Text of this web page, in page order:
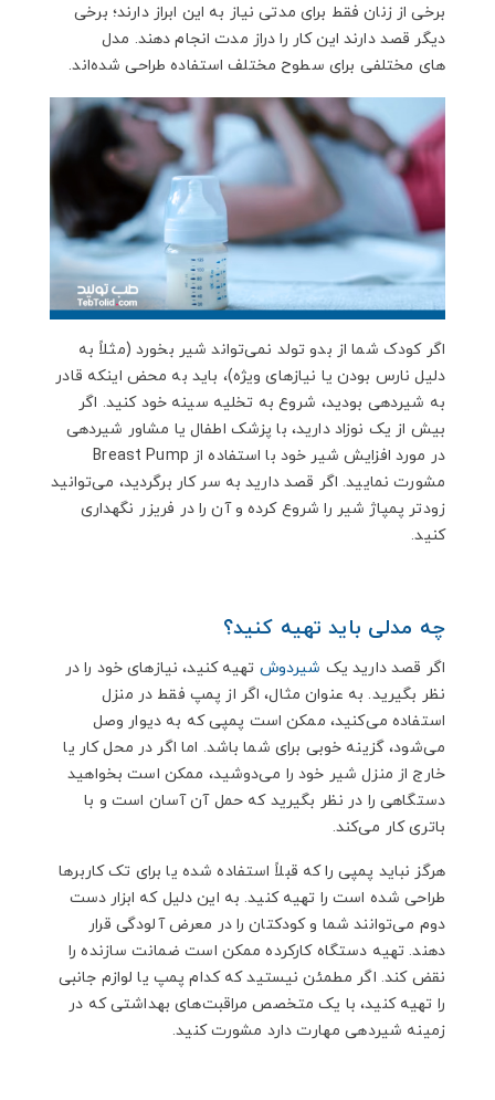
برخی از زنان فقط برای مدتی نیاز به این ابراز دارند؛ برخی
دیگر قصد دارند این کار را دراز مدت انجام دهند. مدل
های مختلفی برای سطوح مختلف استفاده طراحی شده‌اند.
اگر کودک شما از بدو تولد نمی‌تواند شیر بخورد (مثلاً به
دلیل نارس بودن یا نیازهای ویژه)، باید به محض اینکه قادر
به شیردهی بودید، شروع به تخلیه سینه خود کنید. اگر
بیش از یک نوزاد دارید، با پزشک اطفال یا مشاور شیردهی
در مورد افزایش شیر خود با استفاده از Breast Pump
مشورت نمایید. اگر قصد دارید به سر کار برگردید، می‌توانید
زودتر پمپاژ شیر را شروع کرده و آن را در فریزر نگهداری
کنید.
چه مدلی باید تهیه کنید؟
اگر قصد دارید یک شیردوش تهیه کنید، نیازهای خود را در
نظر بگیرید. به عنوان مثال، اگر از پمپ فقط در منزل
استفاده می‌کنید، ممکن است پمپی که به دیوار وصل
می‌شود، گزینه خوبی برای شما باشد. اما اگر در محل کار یا
خارج از منزل شیر خود را می‌دوشید، ممکن است بخواهید
دستگاهی را در نظر بگیرید که حمل آن آسان است و با
باتری کار می‌کند.
هرگز نباید پمپی را که قبلاً استفاده شده یا برای تک کاربرها
طراحی شده است را تهیه کنید. به این دلیل که ابزار دست
دوم می‌توانند شما و کودکتان را در معرض آلودگی قرار
دهند. تهیه دستگاه کارکرده ممکن است ضمانت سازنده را
نقض کند. اگر مطمئن نیستید که کدام پمپ یا لوازم جانبی
را تهیه کنید، با یک متخصص مراقبت‌های بهداشتی که در
زمینه شیردهی مهارت دارد مشورت کنید.